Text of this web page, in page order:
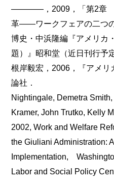
――――，2009，「第2章
革――ワークフェアの二つ
博史・中浜隆編『アメリカ
題）』昭和堂（近日刊行予
根岸毅宏，2006，『アメ
論社．
Nightingale, Demetra
Kramer, John Trutko, Kelly
2002, Work and Welfare
the Giuliani Administration:
Implementation,
Labor and Social Policy